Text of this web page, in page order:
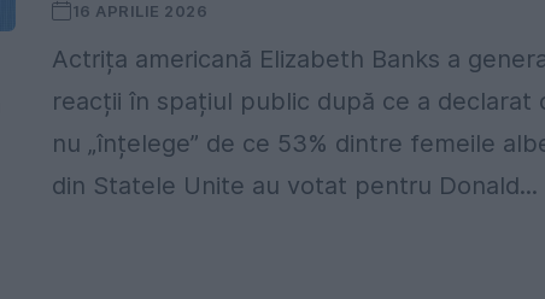
16 APRILIE 2026
Actrița americană Elizabeth Banks a
reacții în spațiul public după ce a declarat
nu „înțelege” de ce 53% dintre femeile
din Statele Unite au votat pentru Donald...